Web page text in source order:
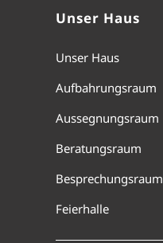
Unser Haus
Unser Haus
Aufbahrungsraum
Aussegnungsraum
Beratungsraum
Besprechungsraum
Feierhalle